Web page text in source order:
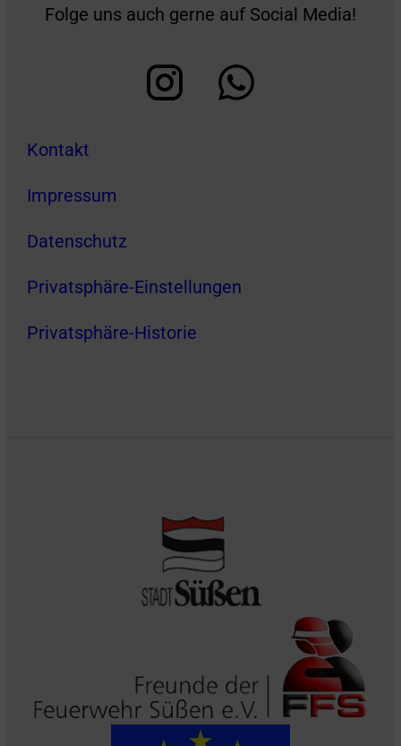
Folge uns auch gerne auf Social Media!
Kontakt
Impressum
Datenschutz
Privatsphäre-Einstellungen
Privatsphäre-Historie